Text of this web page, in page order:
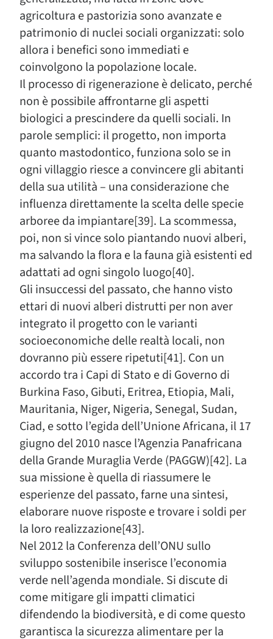
agricoltura e pastorizia sono avanzate e
patrimonio di nuclei sociali organizzati: solo
allora i benefici sono immediati e
coinvolgono la popolazione locale.
Il processo di rigenerazione è delicato, perché
non è possibile affrontarne gli aspetti
biologici a prescindere da quelli sociali. In
parole semplici: il progetto, non importa
quanto mastodontico, funziona solo se in
ogni villaggio riesce a convincere gli abitanti
della sua utilità – una considerazione che
influenza direttamente la scelta delle specie
arboree da impiantare[39]. La scommessa,
poi, non si vince solo piantando nuovi alberi,
ma salvando la flora e la fauna già esistenti ed
adattati ad ogni singolo luogo[40].
Gli insuccessi del passato, che hanno visto
ettari di nuovi alberi distrutti per non aver
integrato il progetto con le varianti
socioeconomiche delle realtà locali, non
dovranno più essere ripetuti[41]. Con un
accordo tra i Capi di Stato e di Governo di
Burkina Faso, Gibuti, Eritrea, Etiopia, Mali,
Mauritania, Niger, Nigeria, Senegal, Sudan,
Ciad, e sotto l’egida dell’Unione Africana, il 17
giugno del 2010 nasce l’Agenzia Panafricana
della Grande Muraglia Verde (PAGGW)[42]. La
sua missione è quella di riassumere le
esperienze del passato, farne una sintesi,
elaborare nuove risposte e trovare i soldi per
la loro realizzazione[43].
Nel 2012 la Conferenza dell’ONU sullo
sviluppo sostenibile inserisce l’economia
verde nell’agenda mondiale. Si discute di
come mitigare gli impatti climatici
difendendo la biodiversità, e di come questo
garantisca la sicurezza alimentare per la